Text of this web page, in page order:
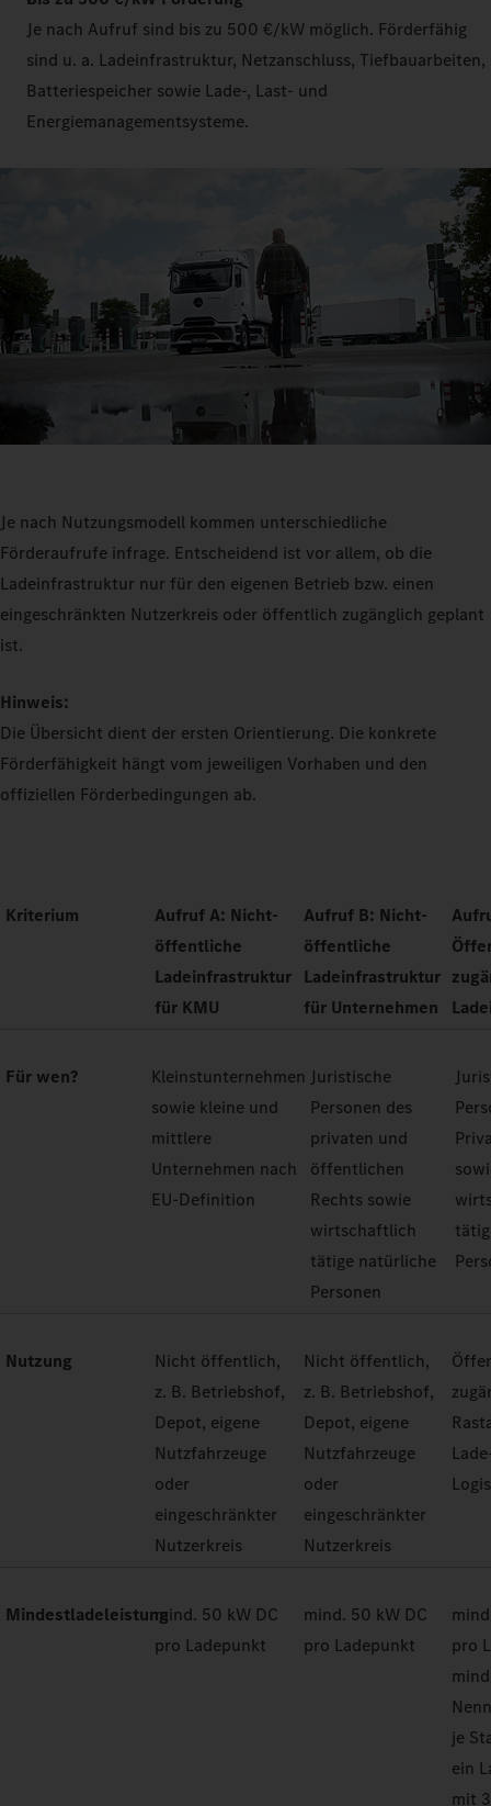
Je nach Aufruf sind bis zu 500 €/kW möglich. Förderfähig
sind u. a. Ladeinfrastruktur, Netzanschluss, Tiefbauarbeiten,
Batteriespeicher sowie Lade-, Last- und
Energiemanagementsysteme.
Je nach Nutzungsmodell kommen unterschiedliche
Förderaufrufe infrage. Entscheidend ist vor allem, ob die
Ladeinfrastruktur nur für den eigenen Betrieb bzw. einen
eingeschränkten Nutzerkreis oder öffentlich zugänglich geplant
ist.
Hinweis:
Die Übersicht dient der ersten Orientierung. Die konkrete
Förderfähigkeit hängt vom jeweiligen Vorhaben und den
offiziellen Förderbedingungen ab.
Kriterium
Aufruf A: Nicht-
öffentliche
Ladeinfrastruktur
für KMU
Aufruf B: Nicht-
öffentliche
Ladeinfrastruktur
für Unternehmen
Für wen?
Kleinstunternehmen
sowie kleine und
mittlere
Unternehmen nach
EU-Definition
Juristische
Personen des
privaten und
öffentlichen
Rechts sowie
wirtschaftlich
tätige natürliche
Personen
Nutzung
Nicht öffentlich,
z. B. Betriebshof,
Depot, eigene
Nutzfahrzeuge
oder
eingeschränkter
Nutzerkreis
Nicht öffentlich,
z. B. Betriebshof,
Depot, eigene
Nutzfahrzeuge
oder
eingeschränkter
Nutzerkreis
Mindestladeleistungmind. 50 kW DC
pro Ladepunkt
mind. 50 kW DC
pro Ladepunkt
pro
je
ein
mit